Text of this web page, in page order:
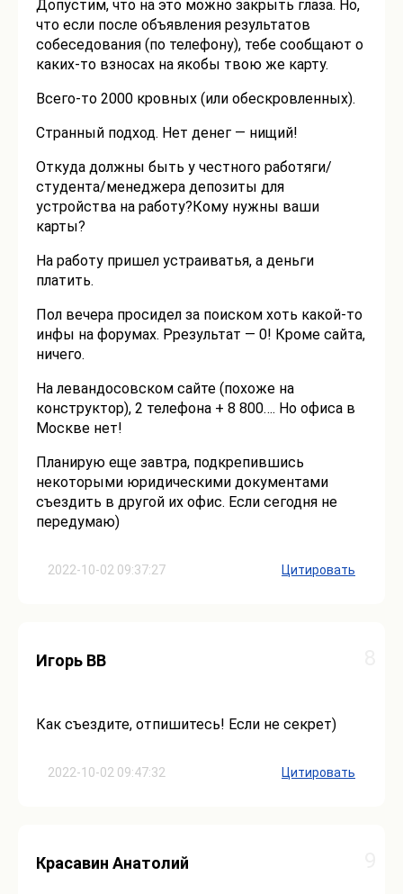
2022-10-02 09:37:27
Допустим, что на это можно закрыть глаза. Но,
что если после объявления результатов
собеседования (по телефону), тебе сообщают о
каких-то взносах на якобы твою же карту.
Всего-то 2000 кровных (или обескровленных).
Странный подход. Нет денег — нищий!
Откуда должны быть у честного работяги/
студента/менеджера депозиты для
устройства на работу?Кому нужны ваши
карты?
На работу пришел устраиватья, а деньги
платить.
Пол вечера просидел за поиском хоть какой-то
инфы на форумах. Ррезультат — 0! Кроме сайта,
ничего.
На левандосовском сайте (похоже на
конструктор), 2 телефона + 8 800…. Но офиса в
Москве нет!
Планирую еще завтра, подкрепившись
некоторыми юридическими документами
съездить в другой их офис. Если сегодня не
передумаю)
Цитировать
2022-10-02 09:47:32
Игорь ВВ
Как съездите, отпишитесь! Если не секрет)
Цитировать
Красавин Анатолий